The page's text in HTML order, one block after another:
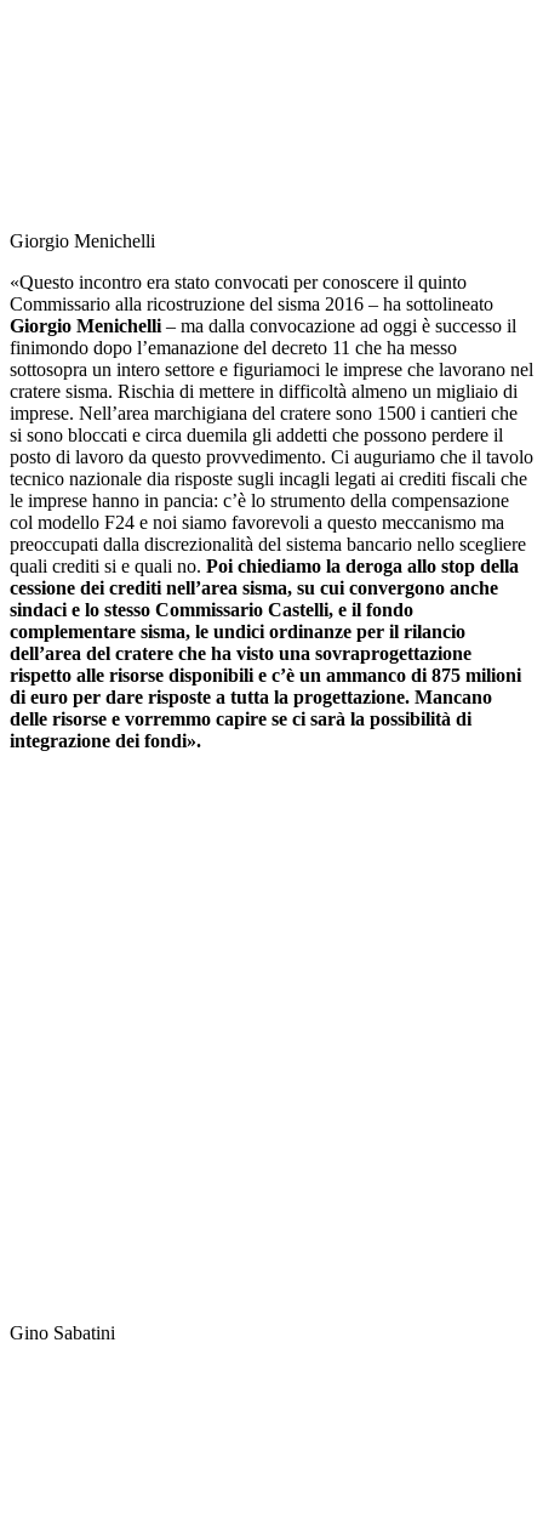
Giorgio Menichelli
«Questo incontro era stato convocati per conoscere il quinto
Commissario alla ricostruzione del sisma 2016 – ha sottolineato
Giorgio Menichelli – ma dalla convocazione ad oggi è successo il
finimondo dopo l’emanazione del decreto 11 che ha messo
sottosopra un intero settore e figuriamoci le imprese che lavorano nel
cratere sisma. Rischia di mettere in difficoltà almeno un migliaio di
imprese. Nell’area marchigiana del cratere sono 1500 i cantieri che
si sono bloccati e circa duemila gli addetti che possono perdere il
posto di lavoro da questo provvedimento. Ci auguriamo che il tavolo
tecnico nazionale dia risposte sugli incagli legati ai crediti fiscali che
le imprese hanno in pancia: c’è lo strumento della compensazione
col modello F24 e noi siamo favorevoli a questo meccanismo ma
preoccupati dalla discrezionalità del sistema bancario nello scegliere
quali crediti si e quali no. Poi chiediamo la deroga allo stop della
cessione dei crediti nell’area sisma, su cui convergono anche
sindaci e lo stesso Commissario Castelli, e il fondo
complementare sisma, le undici ordinanze per il rilancio
dell’area del cratere che ha visto una sovraprogettazione
rispetto alle risorse disponibili e c’è un ammanco di 875 milioni
di euro per dare risposte a tutta la progettazione. Mancano
delle risorse e vorremmo capire se ci sarà la possibilità di
integrazione dei fondi».
Gino Sabatini